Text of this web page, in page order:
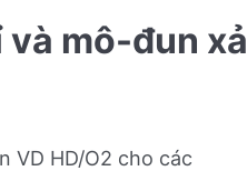
mô-đun xả
VD HD/O2 cho các